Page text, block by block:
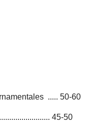
..... 50-60
45-50